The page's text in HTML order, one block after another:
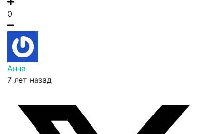
0
Анна
7 лет назад